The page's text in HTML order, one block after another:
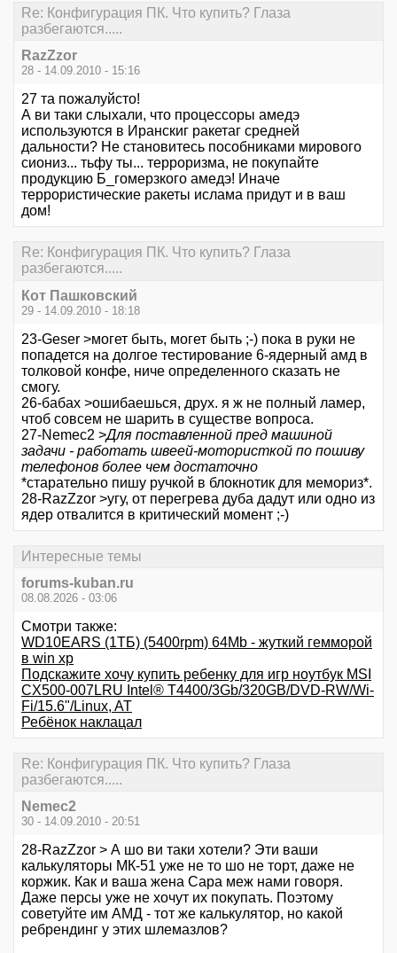
Re: Конфигурация ПК. Что купить? Глаза
разбегаются.....
RazZzor
28 - 14.09.2010 - 15:16
27 та пожалуйсто!
А ви таки слыхали, что процессоры амедэ
используются в Иранскиг ракетаг средней
дальности? Не становитесь пособниками мирового
сиониз... тьфу ты... терроризма, не покупайте
продукцию Б_гомерзкого амедэ! Иначе
террористические ракеты ислама придут и в ваш
дом!
Re: Конфигурация ПК. Что купить? Глаза
разбегаются.....
Кот Пашковский
29 - 14.09.2010 - 18:18
23-Geser >могет быть, могет быть ;-) пока в руки не
попадется на долгое тестирование 6-ядерный амд в
толковой конфе, ниче определенного сказать не
смогу.
26-бабах >ошибаешься, друх. я ж не полный ламер,
чтоб совсем не шарить в существе вопроса.
27-Nemec2 >Для поставленной пред машиной
задачи - работать швеей-мотористкой по пошиву
телефонов более чем достаточно
*старательно пишу ручкой в блокнотик для мемориз*.
28-RazZzor >угу, от перегрева дуба дадут или одно из
ядер отвалится в критический момент ;-)
Интересные темы
forums-kuban.ru
08.08.2026 - 03:06
Смотри также:
WD10EARS (1ТБ) (5400rpm) 64Mb - жуткий гемморой
в win xp
Подскажите хочу купить ребенку для игр ноутбук MSI
CX500-007LRU Intel® T4400/3Gb/320GB/DVD-RW/Wi-
Fi/15.6"/Linux, AT
Ребёнок наклацал
Re: Конфигурация ПК. Что купить? Глаза
разбегаются.....
Nemec2
30 - 14.09.2010 - 20:51
28-RazZzor > А шо ви таки хотели? Эти ваши
калькуляторы МК-51 уже не то шо не торт, даже не
коржик. Как и ваша жена Сара меж нами говоря.
Даже персы уже не хочут их покупать. Поэтому
советуйте им АМД - тот же калькулятор, но какой
ребрендинг у этих шлемазлов?